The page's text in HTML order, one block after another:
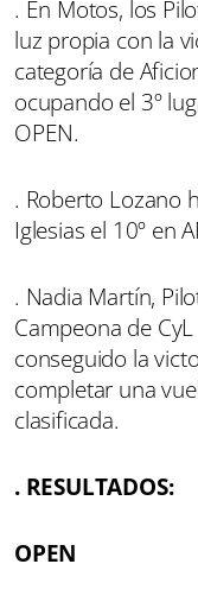
. En Motos, los
luz propia con la
categoría de
ocupando el 3º
OPEN.
. Roberto Lozano
Iglesias el 10º en
. Nadia Martín,
Campeona de
conseguido la
completar una
clasificada.
. RESULTADOS:
OPEN